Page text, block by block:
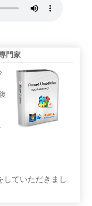
門家
していただきまし